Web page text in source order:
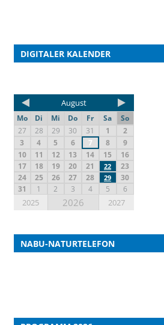
DIGITALER KALENDER
August
Mo Di Mi Do Fr Sa
So
27
28 29 30 31 1
2
3
4 5 6 7 8
9
10
11 12 13 14 15
16
17
18 19 20 21 22
23
24
25 26 27 28 29
30
31
1 2 3 4 5 6
2025 2026 2027
NABU-NATURTELEFON